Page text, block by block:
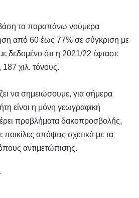
βάση τα παραπάνω νούμερα
από 60 έως 77% σε σύγκριση με
δεδομένο ότι η 2021/22 έφτασε
χιλ. τόνους.
να σημειώσουμε, για σήμερα
είναι η μόνη γεωγραφική
προβλήματα δακοπροσβολής,
απόψεις σχετικά με τα
αντιμετώπισης.